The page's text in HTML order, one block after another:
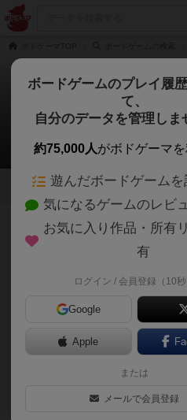
キャッス
tamioさんの
3 8
664名 10名 0 10ヶ
このところBGGで上位に入っ
も発売され、昨年のドイツ年
にも入っていたらしいので、
セットアップ一瞬でプレイ時
考えられた色合いのカード等
ネントもかなりイイ感じ、な
ど、実は同じ出版元だったのか
ボードゲームのプレイ履
て、
自分のデータを管理しま
約75,000人がボドゲーマを
遊んだボードゲームを
気になるゲームのレビ
お気に入り作品・所有
有
ログイン / 会員登録（10秒
Google
Apple
または
メールで会員登録